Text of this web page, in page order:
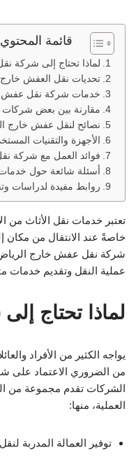
قائمة المحتوي
لماذا تحتاج إلى شركة
تحديات نقل العفش
خدمات شركة نقل عفش
مقارنة بين بعض
نصائح لنقل عفش خارج
الأجهزة والتقنيات
فوائد العمل مع شركة
أسئلة شائعة حول
روابط مفيدة لدراسات
تعتبر خدمات نقل الأثاث من
خاصةً عند الانتقال من
شركة نقل عفش خارج
عملية النقل وتقديم خدمات
لماذا تحتاج
يواجه الكثير من الأفراد
من الضروري الاعتماد على
الشركات تقدم مجموعة من
العملية، منها:
توفير العمالة المدربة